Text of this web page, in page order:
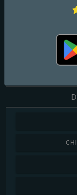
Contactos
https://